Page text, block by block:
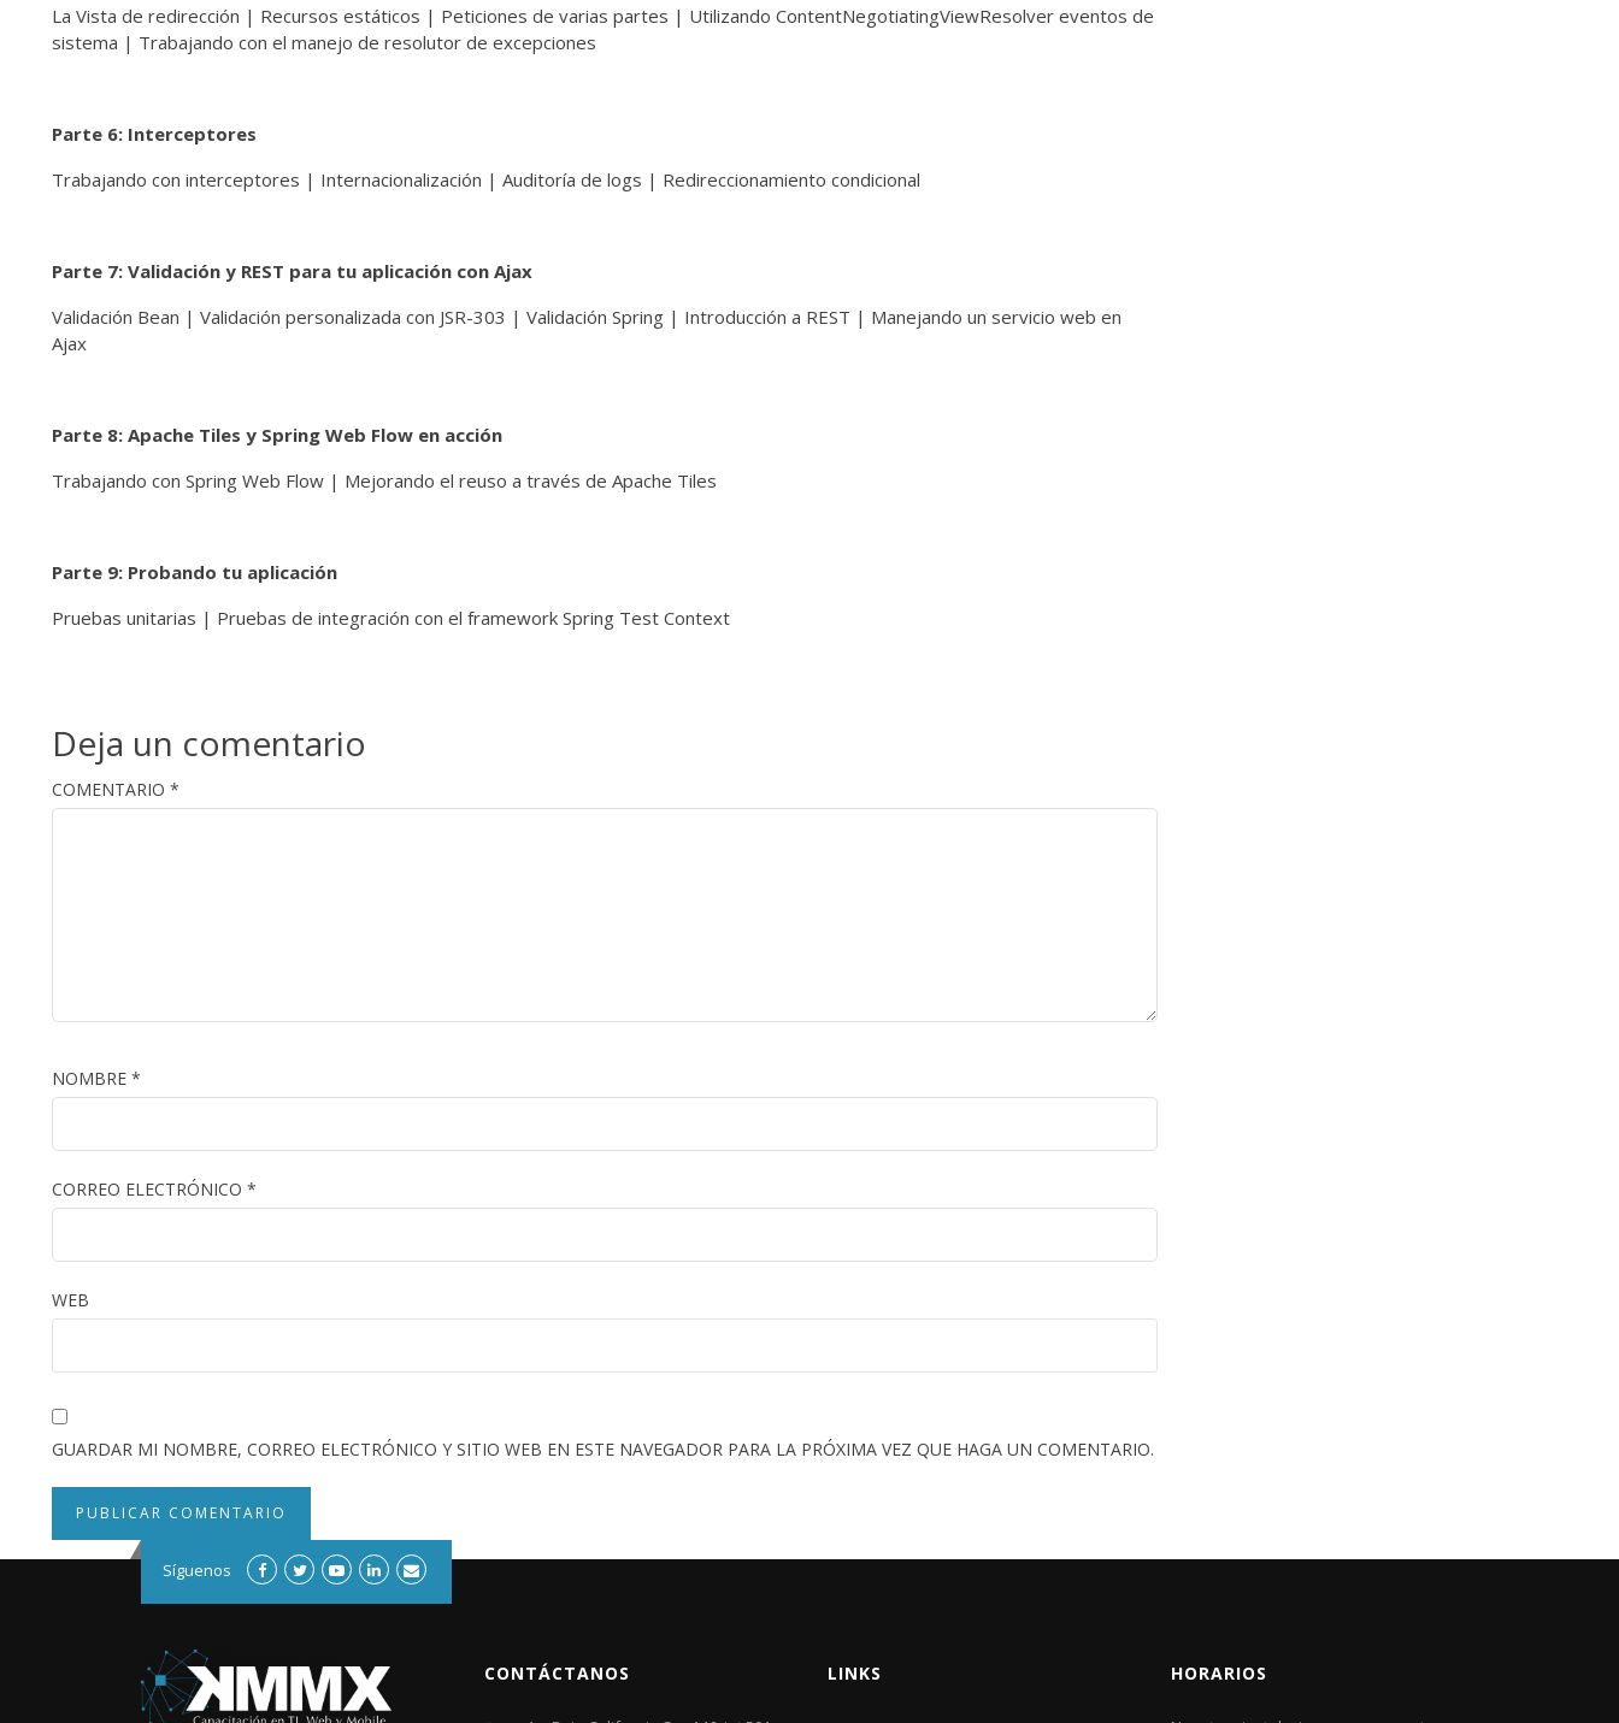
La Vista de redirección | Recursos estáticos | Peticiones de varias partes | Utilizando ContentNegotiatingViewResolver eventos de
sistema | Trabajando con el manejo de resolutor de excepciones
Parte 6: Interceptores
Trabajando con interceptores | Internacionalización | Auditoría de logs | Redireccionamiento condicional
Parte 7: Validación y REST para tu aplicación con Ajax
Validación Bean | Validación personalizada con JSR-303 | Validación Spring | Introducción a REST | Manejando un servicio web en
Ajax
Parte 8: Apache Tiles y Spring Web Flow en acción
Trabajando con Spring Web Flow | Mejorando el reuso a través de Apache Tiles
Parte 9: Probando tu aplicación
Pruebas unitarias | Pruebas de integración con el framework Spring Test Context
Deja un comentario
COMENTARIO *
NOMBRE *
CORREO ELECTRÓNICO *
WEB
GUARDAR MI NOMBRE, CORREO ELECTRÓNICO Y SITIO WEB EN ESTE NAVEGADOR PARA LA PRÓXIMA VEZ QUE HAGA UN COMENTARIO.
Síguenos
CONTÁCTANOS LINKS HORARIOS